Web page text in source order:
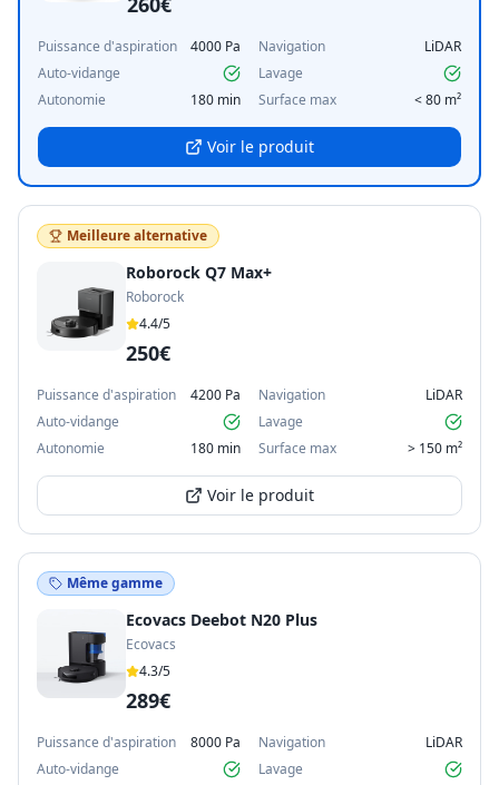
Puissance d'aspiration 4000 Pa Navigation
LiDAR
Auto-vidange
Lavage
Autonomie
180 min Surface max < 80 m²
Voir le produit
Meilleure alternative
Roborock Q7 Max+
Roborock
4.4/5
250€
Puissance d'aspiration 4200 Pa Navigation
LiDAR
Auto-vidange
Lavage
Autonomie
180 min Surface max > 150 m²
Voir le produit
Même gamme
Ecovacs Deebot N20 Plus
Ecovacs
4.3/5
289€
Puissance d'aspiration 8000 Pa Navigation
LiDAR
Auto-vidange
Lavage